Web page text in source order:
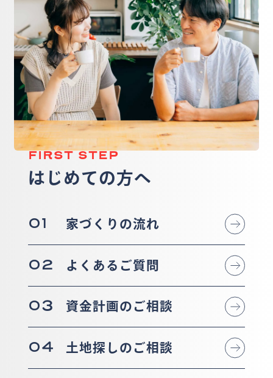
FIRST STEP
はじめての方へ
01 家づくりの流れ
02 よくあるご質問
03 資金計画のご相談
04 土地探しのご相談